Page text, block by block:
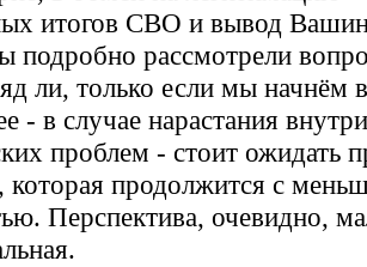
итогов СВО и вывод
подробно рассмотрели
ли, только если мы начнём
- в случае нарастания
проблем - стоит ожидать
продолжится с
Перспектива, очевидно,